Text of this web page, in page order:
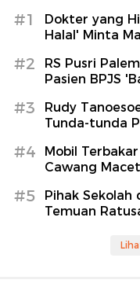
#1
Dokter yang
Halal' Minta
#2
RS Pusri
Pasien BPJS
#3
Rudy
Tunda-tunda
#4
Mobil
Cawang
#5
Pihak Sekolah
Temuan